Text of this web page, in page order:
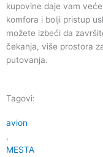
kupovine daje vam
komfora i bolji pristup
možete izbeći da
čekanja, više prostora
putovanja.
Tagovi:
avion
,
MESTA